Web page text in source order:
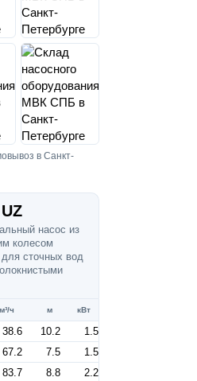
в Санкт-
насос из
колесом
для сточных вод
м³/ч м кВт
38.6 10.2
1.5
67.2 7.5
1.5
83.7 8.8
2.2